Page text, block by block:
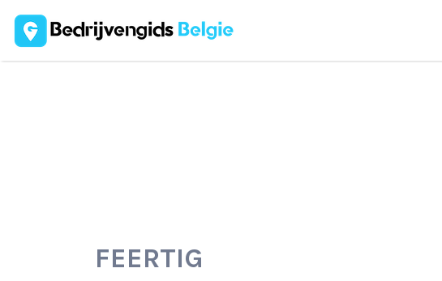
Zoek
naar:
FEERTIG